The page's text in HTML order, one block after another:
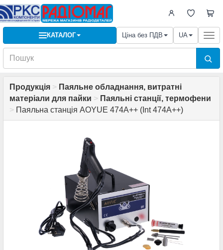
КАТАЛОГ Ціна без ПДВ UA
Продукція > Паяльне обладнання, витратні
матеріали для пайки > Паяльні станції, термофени
> Паяльна станція AOYUE 474A++ (Int 474A++)